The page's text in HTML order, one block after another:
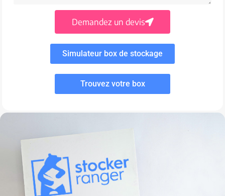
Demandez un devis
Simulateur box de stockage
Trouvez votre box